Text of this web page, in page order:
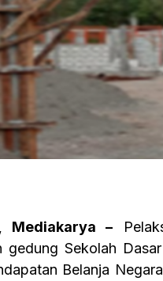
Mediakarya –
gedung Sekolah
Belanja